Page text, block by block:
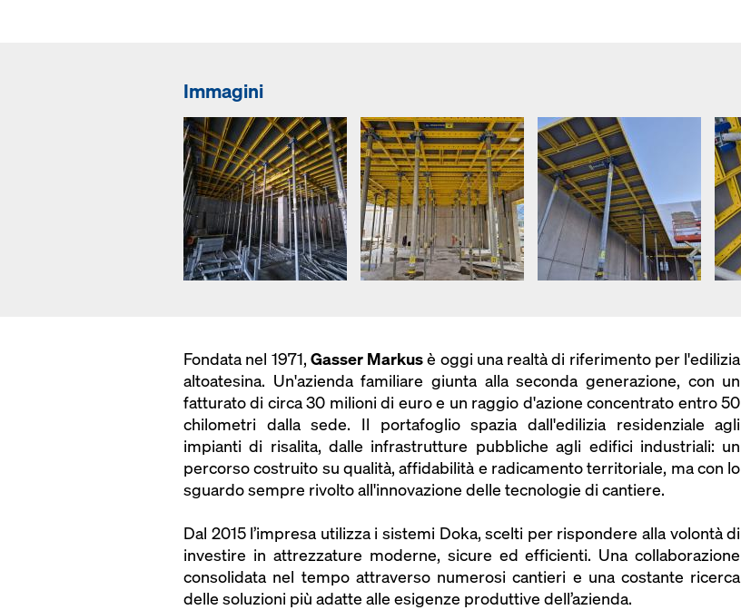
Immagini
Fondata nel 1971, Gasser Markusè oggi una realtà di riferimento per l'edilizia
altoatesina. Un'azienda familiare giunta alla seconda generazione, con un
fatturato di circa 30 milioni di euro e un raggio d'azione concentrato entro 50
chilometri dalla sede. Il portafoglio spazia dall'edilizia residenziale agli
impianti di risalita, dalle infrastrutture pubbliche agli edifici industriali: un
percorso costruito su qualità, affidabilità e radicamento territoriale, ma con lo
sguardo sempre rivolto all'innovazione delle tecnologie di cantiere.
Dal 2015 l’impresa utilizza i sistemi Doka, scelti per rispondere alla volontà di
investire in attrezzature moderne, sicure ed efficienti. Una collaborazione
consolidata nel tempo attraverso numerosi cantieri e una costante ricerca
delle soluzioni più adatte alle esigenze produttive dell’azienda.